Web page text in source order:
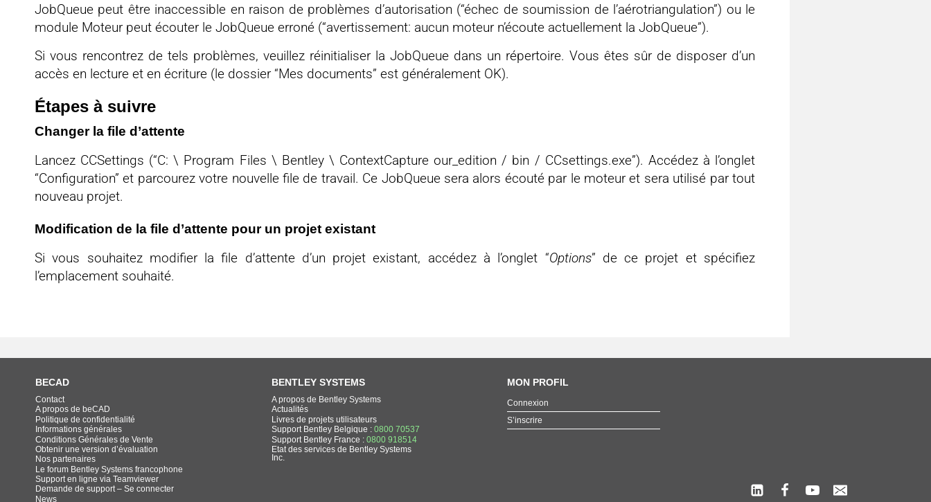
JobQueue peut être inaccessible en raison de problèmes d’autorisation (“échec de soumission de l’aérotriangulation”) ou le
module Moteur peut écouter le JobQueue erroné (“avertissement: aucun moteur n’écoute actuellement la JobQueue”).
Si vous rencontrez de tels problèmes, veuillez réinitialiser la JobQueue dans un répertoire. Vous êtes sûr de disposer d’un
accès en lecture et en écriture (le dossier “Mes documents” est généralement OK).
Étapes à suivre
Changer la file d’attente
Lancez CCSettings (“C: \ Program Files \ Bentley \ ContextCapture our_edition / bin / CCsettings.exe”). Accédez à l’onglet
“Configuration” et parcourez votre nouvelle file de travail. Ce JobQueue sera alors écouté par le moteur et sera utilisé par tout
nouveau projet.
Modification de la file d’attente pour un projet existant
Si vous souhaitez modifier la file d’attente d’un projet existant, accédez à l’onglet “Options” de ce projet et spécifiez
l’emplacement souhaité.
BECAD
Contact
A propos de beCAD
Politique de confidentialité
Informations générales
Conditions Générales de Vente
Obtenir une version d’évaluation
Nos partenaires
Le forum Bentley Systems francophone
Support en ligne via Teamviewer
Demande de support – Se connecter
News
BENTLEY SYSTEMS
A propos de Bentley Systems
Actualités
Livres de projets utilisateurs
Support Bentley Belgique : 0800 70537
Support Bentley France : 0800 918514
Etat des services de Bentley Systems
Inc.
MON PROFIL
Connexion
S’inscrire